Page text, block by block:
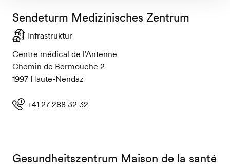
Sendeturm Medizinisches Zentrum
Infrastruktur
Centre médical de l'Antenne
Chemin de Bermouche 2
1997 Haute-Nendaz
+41 27 288 32 32
Gesundheitszentrum Maison de la santé